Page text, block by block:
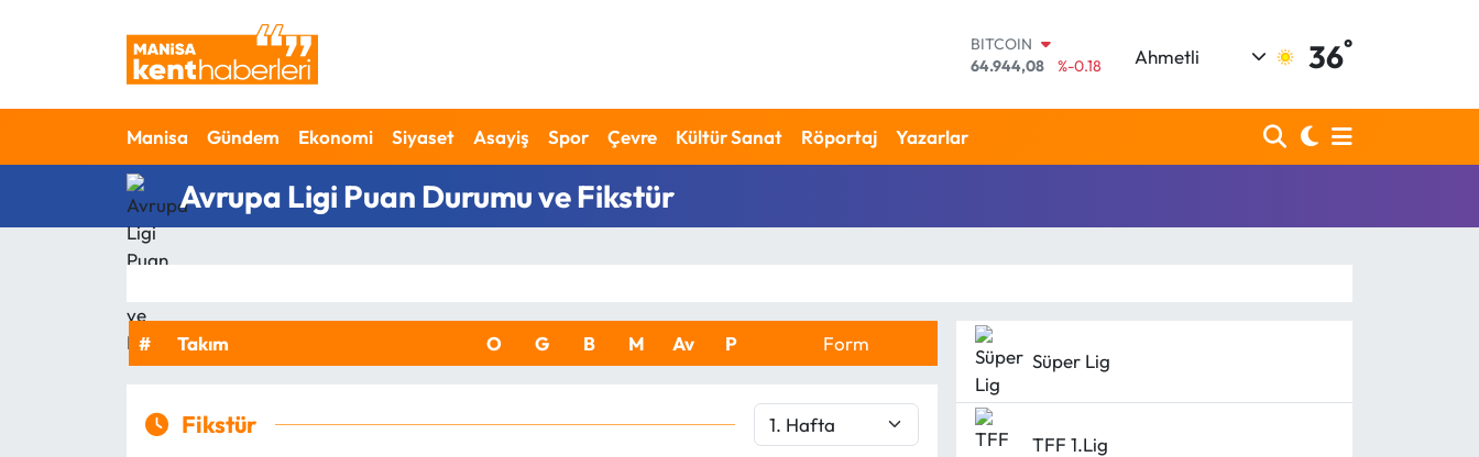
BITCOIN
64.944,08
%-0.18
47,7436
%0.18
Ahmetli 36°
Manisa Gündem Ekonomi Siyaset Asayiş Spor Çevre Kültür Sanat Röportaj Yazarlar
Avrupa Ligi Puan Durumu ve Fikstür
# Takım O G B M Av P Form
Fikstür
Süper Lig
TFF 1.Lig
Ahmetli Hava Durumu
Ahmetli Trafik Yoğunluk Haritası
Süper Lig Puan Durumu ve Fikstür
Tüm Manşetler
Son Dakika Haberleri
Haber Arşivi